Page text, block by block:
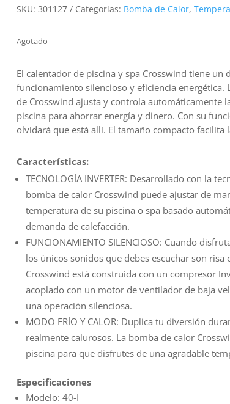
SKU: 301127 Categorías: Bomba de Calor,
Agotado
El calentador de piscina y spa Crosswind tiene un
funcionamiento silencioso y eficiencia energética.
de Crosswind ajusta y controla automáticamente
piscina para ahorrar energía y dinero. Con su
olvidará que está allí. El tamaño compacto facilita
Características:
TECNOLOGÍA INVERTER: Desarrollado con la
bomba de calor Crosswind puede ajustar de
temperatura de su piscina o spa basado
demanda de calefacción.
FUNCIONAMIENTO SILENCIOSO: Cuando
los únicos sonidos que debes escuchar son risa
Crosswind está construida con un compresor
acoplado con un motor de ventilador de baja
una operación silenciosa.
MODO FRÍO Y CALOR: Duplica tu diversión
realmente calurosos. La bomba de calor
piscina para que disfrutes de una agradable
Especificaciones
Modelo: 40-I